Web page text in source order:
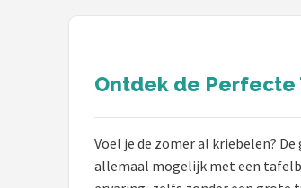
Ontdek de Perfecte
Voel je de zomer al kriebelen?
allemaal mogelijk met een